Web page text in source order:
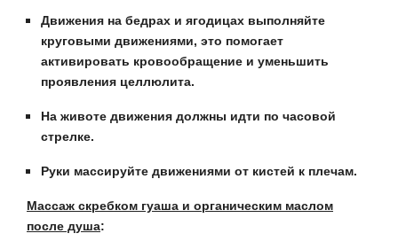
Движения на бедрах и ягодицах выполняйте
круговыми движениями, это помогает
активировать кровообращение и уменьшить
проявления целлюлита.
На животе движения должны идти по часовой
стрелке.
Руки массируйте движениями от кистей к плечам.
Массаж скребком гуаша и органическим маслом
после душа: